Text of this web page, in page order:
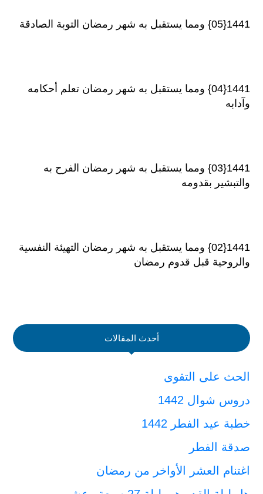
1441{05} ومما يستقبل به شهر رمضان التوبة الصادقة
1441{04} ومما يستقبل به شهر رمضان تعلم أحكامه
وآدابه
1441{03} ومما يستقبل به شهر رمضان الفرح به
والتبشير بقدومه
1441{02} ومما يستقبل به شهر رمضان التهيئة النفسية
والروحية قبل قدوم رمضان
أحدث المقالات
الحث على التقوى
دروس شوال 1442
خطبة عيد الفطر 1442
صدقة الفطر
اغتنام العشر الأواخر من رمضان